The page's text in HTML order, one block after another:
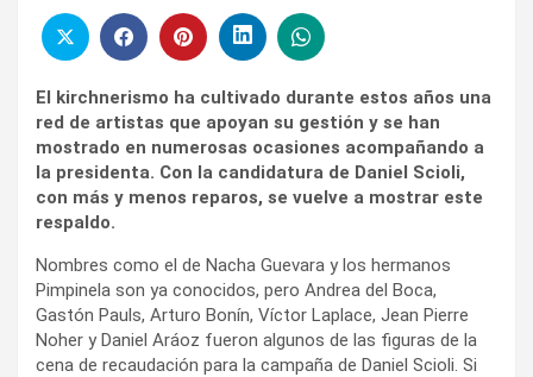
El kirchnerismo ha cultivado durante estos años una
red de artistas que apoyan su gestión y se han
mostrado en numerosas ocasiones acompañando a
la presidenta. Con la candidatura de Daniel Scioli,
con más y menos reparos, se vuelve a mostrar este
respaldo.
Nombres como el de Nacha Guevara y los hermanos
Pimpinela son ya conocidos, pero Andrea del Boca,
Gastón Pauls, Arturo Bonín, Víctor Laplace, Jean Pierre
Noher y Daniel Aráoz fueron algunos de las figuras de la
cena de recaudación para la campaña de Daniel Scioli. Si